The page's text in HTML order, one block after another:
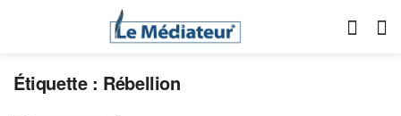
Étiquette : Rébellion